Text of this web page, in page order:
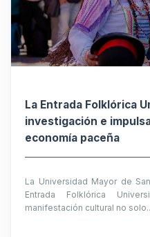
La Entrada Folklórica
investigación e
economía paceña
La Universidad Mayor de
Entrada Folklórica
manifestación cultural no